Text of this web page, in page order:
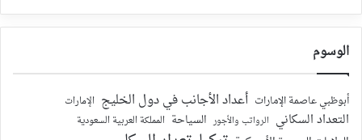
الوسوم
أبوظبي عاصمة الإمارات أعداد الأجانب في دول الخليج الإمارات
التعداد السكاني الرواتب والأجور السياحة المملكة العربية السعودية